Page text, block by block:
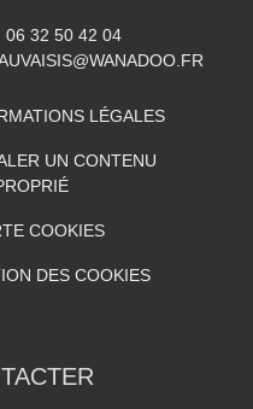
06 32 50 42 04
LÉGALES
UN CONTENU
COOKIES
DES COOKIES